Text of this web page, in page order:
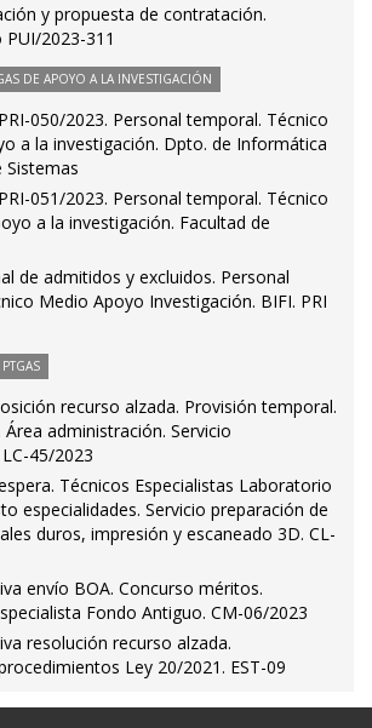
y propuesta de contratación.
2023-311
DE APOYO A LA INVESTIGACIÓN
050/2023. Personal temporal. Técnico
a la investigación. Dpto. de Informática
Sistemas
051/2023. Personal temporal. Técnico
a la investigación. Facultad de
de admitidos y excluidos. Personal
Medio Apoyo Investigación. BIFI. PRI
recurso alzada. Provisión temporal.
administración. Servicio
45/2023
Técnicos Especialistas Laboratorio
especialidades. Servicio preparación de
duros, impresión y escaneado 3D. CL-
envío BOA. Concurso méritos.
Fondo Antiguo. CM-06/2023
resolución recurso alzada.
Ley 20/2021. EST-09